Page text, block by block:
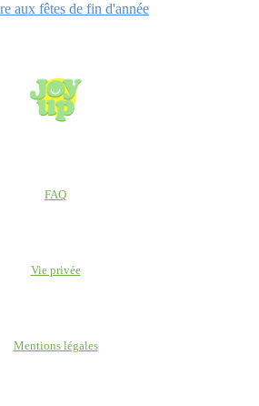
aux fêtes de fin d'année
FAQ
Vie privée
Mentions légales